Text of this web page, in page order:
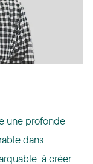
une profonde
dans
à créer